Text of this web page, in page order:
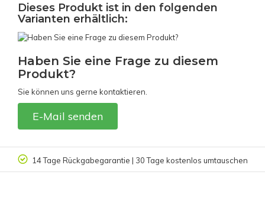
Dieses Produkt ist in den folgenden
Varianten erhältlich:
Haben Sie eine Frage zu diesem
Produkt?
Sie können uns gerne kontaktieren.
E-Mail senden
14 Tage Rückgabegarantie | 30 Tage kostenlos umtauschen